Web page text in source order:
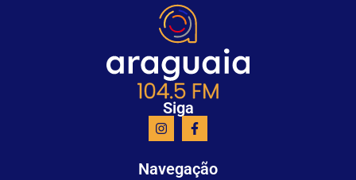
Siga
Navegação